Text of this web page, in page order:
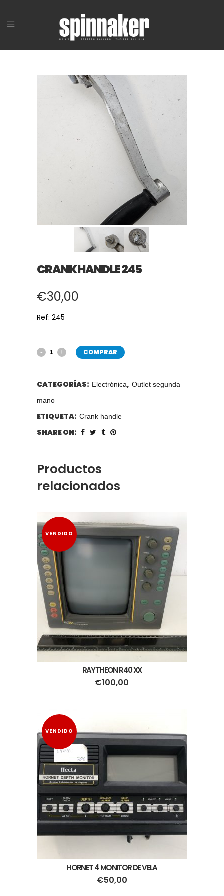
CRANK HANDLE 245
€30,00
Ref: 245
COMPRAR
CATEGORÍAS: Electrónica, Outlet segunda
mano
ETIQUETA: Crank handle
SHARE ON:
Productos
relacionados
VENDIDO
RAYTHEON R40 XX
€100,00
VENDIDO
HORNET 4 MONITOR DE VELA
€50,00